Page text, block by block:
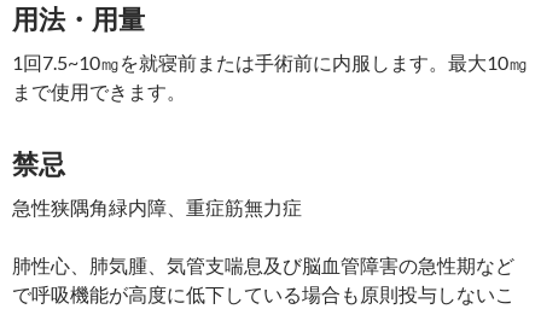
用法・用量
1回7.5~10㎎を就寝前または手術前に内服します。最大10㎎
まで使用できます。
禁忌
急性狭隅角緑内障、重症筋無力症
肺性心、肺気腫、気管支喘息及び脳血管障害の急性期など
で呼吸機能が高度に低下している場合も原則投与しないこ